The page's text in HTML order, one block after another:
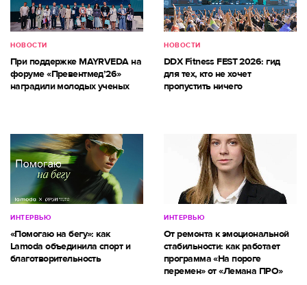
НОВОСТИ
При поддержке MAYRVEDA на
форуме «Превентмед’26»
наградили молодых ученых
НОВОСТИ
DDX Fitness FEST 2026: гид
для тех, кто не хочет
пропустить ничего
ИНТЕРВЬЮ
«Помогаю на бегу»: как
Lamoda объединила спорт и
благотворительность
ИНТЕРВЬЮ
От ремонта к эмоциональной
стабильности: как работает
программа «На пороге
перемен» от «Лемана ПРО»